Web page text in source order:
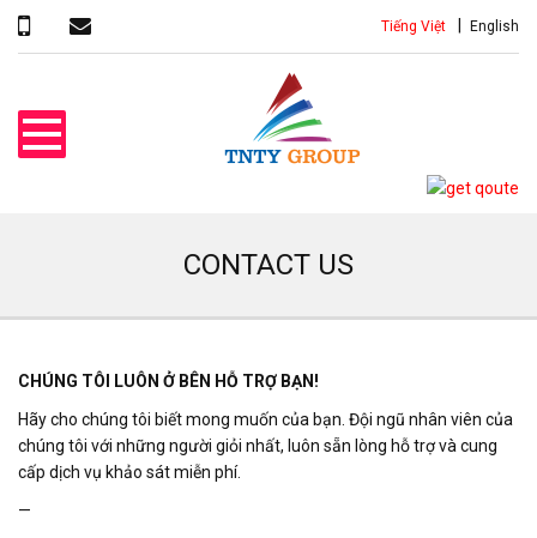
Tiếng Việt English
CONTACT US
CHÚNG TÔI LUÔN Ở BÊN HỖ TRỢ BẠN!
Hãy cho chúng tôi biết mong muốn của bạn. Đội ngũ nhân viên của
chúng tôi với những người giỏi nhất, luôn sẵn lòng hỗ trợ và cung
cấp dịch vụ khảo sát miễn phí.
—